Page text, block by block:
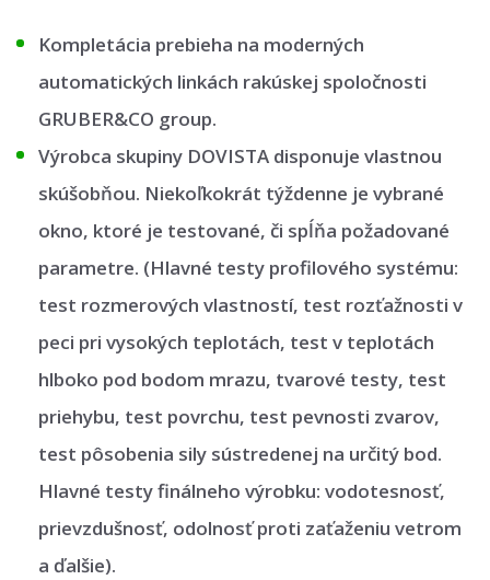
Kompletácia prebieha na moderných
automatických linkách rakúskej spoločnosti
GRUBER&CO group.
Výrobca skupiny DOVISTA disponuje vlastnou
skúšobňou. Niekoľkokrát týždenne je vybrané
okno, ktoré je testované, či spĺňa požadované
parametre. (Hlavné testy profilového systému:
test rozmerových vlastností, test rozťažnosti v
peci pri vysokých teplotách, test v teplotách
hlboko pod bodom mrazu, tvarové testy, test
priehybu, test povrchu, test pevnosti zvarov,
test pôsobenia sily sústredenej na určitý bod.
Hlavné testy finálneho výrobku: vodotesnosť,
prievzdušnosť, odolnosť proti zaťaženiu vetrom
a ďalšie).